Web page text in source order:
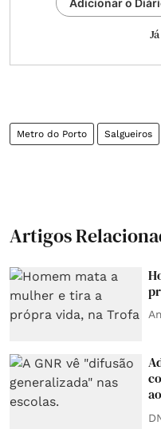
Metro do Porto Salgueiros
Artigos